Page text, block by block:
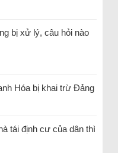
bị xử lý, câu hỏi nào
Hóa bị khai trừ Đảng
tái định cư của dân thì